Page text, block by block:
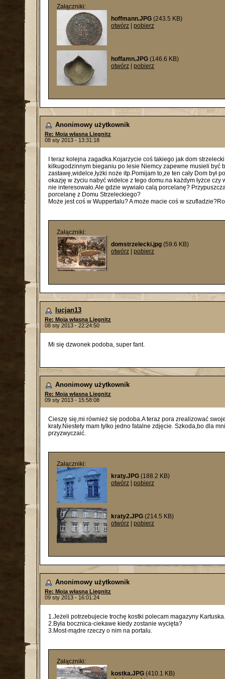
Załączniki:
hoffmann.JPG (243.5 KB)
otwórz
pobierz
hoffamn.JPG (146.6 KB)
otwórz
pobierz
Anonimowy użytkownik
Re: Moja własna Liegnitz
08 sty 2013 - 13:31:18
I teraz kolejna zagadka.Kojarzycie coś takiego jak dom
kilkugodzinnym bieganiu po lesie Niemcy zapewne musieli być
zastawę,widelce,łyżki noże itp.Pomijam to,ze ten cały Dom
okazję w życiu nabyć widelce z tego domu.na każdym łyżce
nie interesowało.Ale gdzie wywiało calą porcelanę?
porcelanę z Domu Strzeleckiego?
Może jest coś w Wuppertalu? A może macie coś w
Załączniki:
domstrzelecki.jpg (59.6 KB)
otwórz
pobierz
lucjan13
Re: Moja własna Liegnitz
08 sty 2013 - 22:24:50
Mi się dzwonek podoba, super fant.
Anonimowy użytkownik
Re: Moja własna Liegnitz
09 sty 2013 - 15:58:08
Cieszę się,mi również się podoba.A teraz pora zrealizować
kraty.Niestety mam tylko jedno fatalne zdjęcie. Szkoda,bo dla
przyzwyczaić.
Załączniki:
kraty.JPG (188.2 KB)
otwórz
pobierz
kraty2.JPG (214.5 KB)
otwórz
pobierz
Anonimowy użytkownik
Re: Moja własna Liegnitz
09 sty 2013 - 16:01:24
1.Jeżeli potrzebujecie trochę kostki polecam magazyny
2.Była bocznica-ciekawe kiedy zostanie wycięta?
3.Most-mądre rzeczy o nim na portalu.
Załączniki:
kostka.JPG (410.1 KB)